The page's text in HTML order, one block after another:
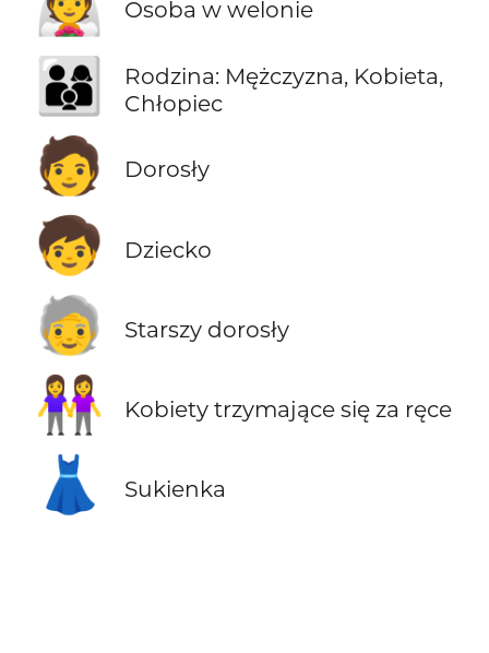
Osoba w welonie
👨‍👩‍👦
Rodzina: Mężczyzna, Kobieta,
Chłopiec
🧑 Dorosły
🧒 Dziecko
🧓 Starszy dorosły
👭 Kobiety trzymające się za ręce
👗 Sukienka